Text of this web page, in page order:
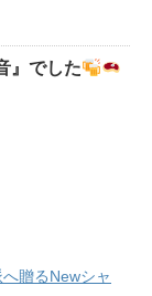
』でした
贈るNewシャ